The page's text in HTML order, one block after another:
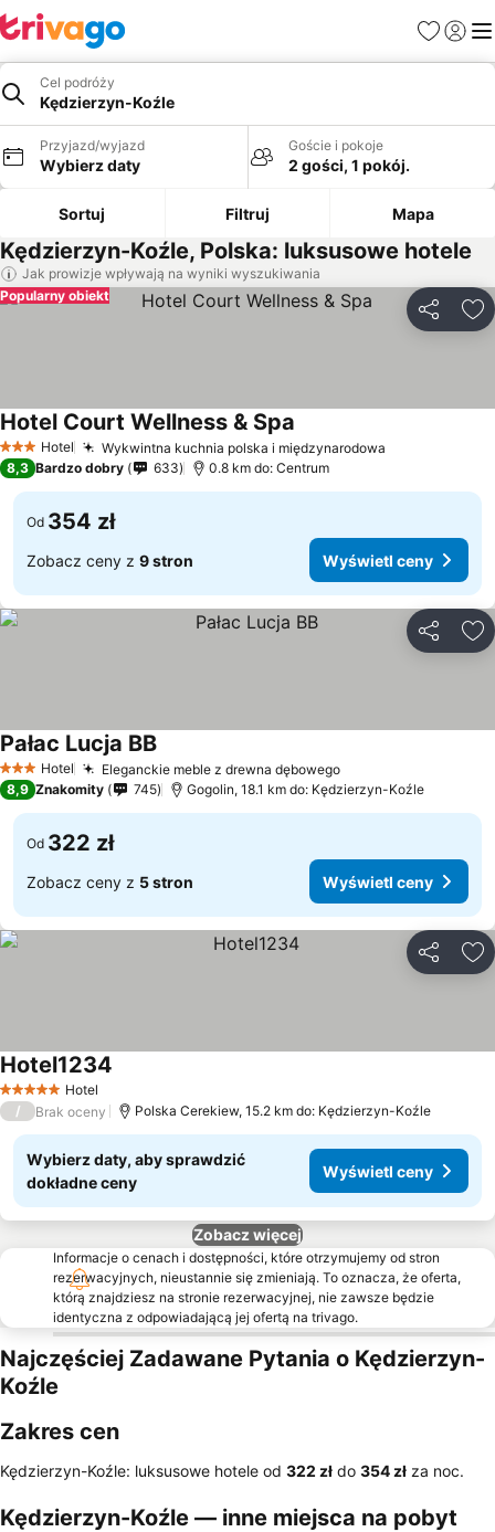
Ulubione
Cel podróży
Kędzierzyn-Koźle
Przyjazd/wyjazd
Wybierz daty
Goście i pokoje
2 gości, 1 pokój.
Sortuj Filtruj Mapa
Kędzierzyn-Koźle, Polska: luksusowe hotele
Jak prowizje wpływają na wyniki wyszukiwania
Popularny obiekt
3 Kategoria
Hotel Wykwintna kuchnia polska i międzynarodowa
Hotel Court Wellness & Spa
8,3 Bardzo dobry 633 0.8 km do: Centrum
Od 354 zł
Zobacz ceny z 9 stron Wyświetl ceny
3 Kategoria
Hotel Eleganckie meble z drewna dębowego
Pałac Lucja BB
8,9 Znakomity 745 Gogolin, 18.1 km do: Kędzierzyn-Koźle
Od 322 zł
Zobacz ceny z 5 stron Wyświetl ceny
5 KategoriaHotel
Hotel1234
/ Brak oceny Polska Cerekiew, 15.2 km do: Kędzierzyn-Koźle
Wybierz daty, aby sprawdzić
dokładne ceny
Wyświetl ceny
Zobacz więcej
Informacje o cenach i dostępności, które otrzymujemy od stron
rezerwacyjnych, nieustannie się zmieniają. To oznacza, że oferta,
którą znajdziesz na stronie rezerwacyjnej, nie zawsze będzie
identyczna z odpowiadającą jej ofertą na trivago.
Najczęściej Zadawane Pytania o Kędzierzyn-
Koźle
Zakres cen
Kędzierzyn-Koźle: luksusowe hotele od ‎322 zł do ‎354 zł za noc.
Kędzierzyn-Koźle — inne miejsca na pobyt